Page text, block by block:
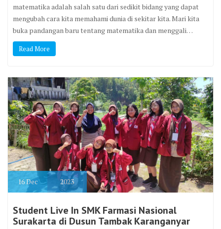
matematika adalah salah satu dari sedikit bidang yang dapat
mengubah cara kita memahami dunia di sekitar kita. Mari kita
buka pandangan baru tentang matematika dan menggali…
Read More
16Dec 2023
Student Live In SMK Farmasi Nasional
Surakarta di Dusun Tambak Karanganyar